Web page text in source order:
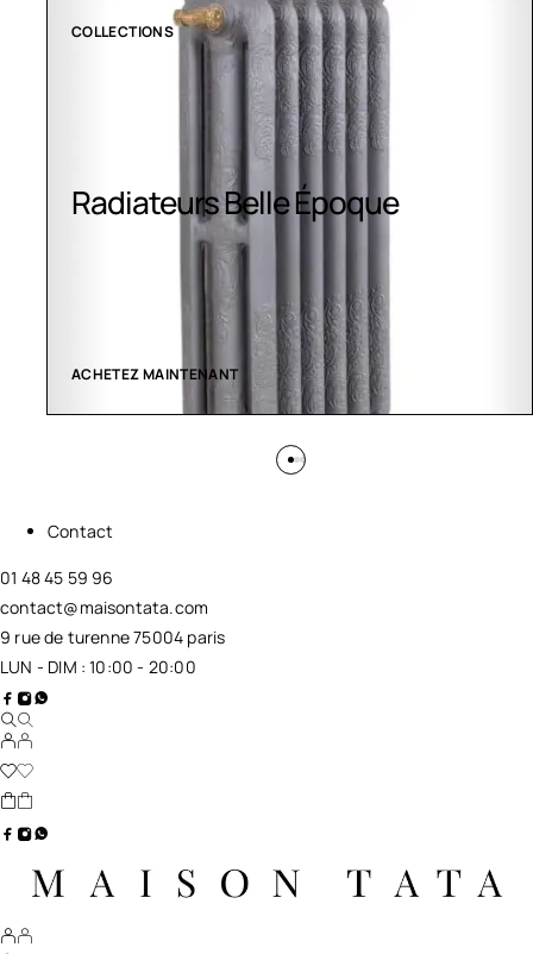
CLIMATISATION GREENOR
Climatisation Greenor
VOIR LES CRÉATIONS
Contact
01 48 45 59 96
contact@maisontata.com
9 rue de turenne 75004 paris
LUN - DIM : 10:00 - 20:00